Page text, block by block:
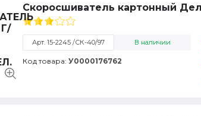
Скоросшиватель картонный
Арт. 15-2245 /СК-40/97 В наличии
Код товара: У0000176762